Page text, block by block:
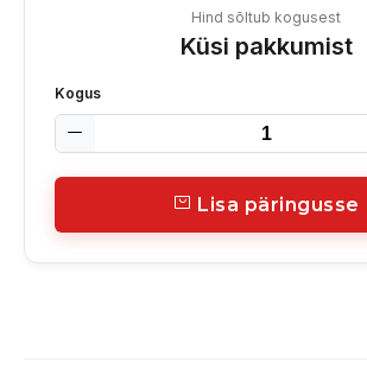
Hind sõltub kogusest
Küsi pakkumist
Kogus
Lisa päringusse